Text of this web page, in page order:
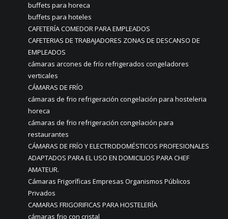
buffets para horeca
buffets para hoteles
CAFETERÍA COMEDOR PARA EMPLEADOS
CAFETERIAS DE TRABAJADORES ZONAS DE DESCANSO DE
EMPLEADOS
cámaras arcones de frío refrigerados congeladores
verticales
CÁMARAS DE FRÍO
cámaras de frio refrigeración congelación para hosteleria
horeca
cámaras de frio refrigeración congelación para
restaurantes
CÁMARAS DE FRÍO Y ELECTRODOMÉSTICOS PROFESIONALES
ADAPTADOS PARA EL USO EN DOMICILIOS PARA CHEF
AMATEUR.
Cámaras Frigoríficas Empresas Organismos Públicos
Privados
CAMARAS FRIGORIFICAS PARA HOSTELERÍA
cámaras frio con cristal